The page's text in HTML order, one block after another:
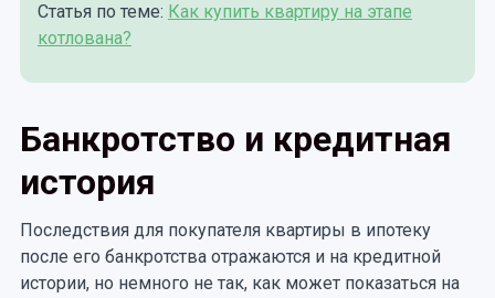
Статья по теме: Как купить квартиру на этапе
котлована?
Банкротство и кредитная
история
Последствия для покупателя квартиры в ипотеку
после его банкротства отражаются и на кредитной
истории, но немного не так, как может показаться на